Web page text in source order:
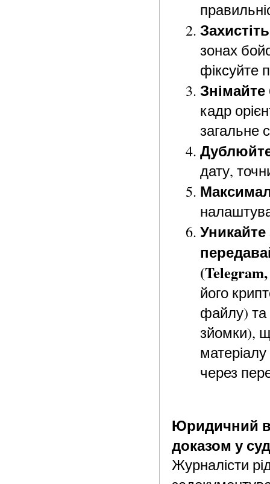
зонах
фіксуйте
кадр
загальне
дату,
його
файлу) та
зйомки),
через
Юридичний
доказом у
Журналісти